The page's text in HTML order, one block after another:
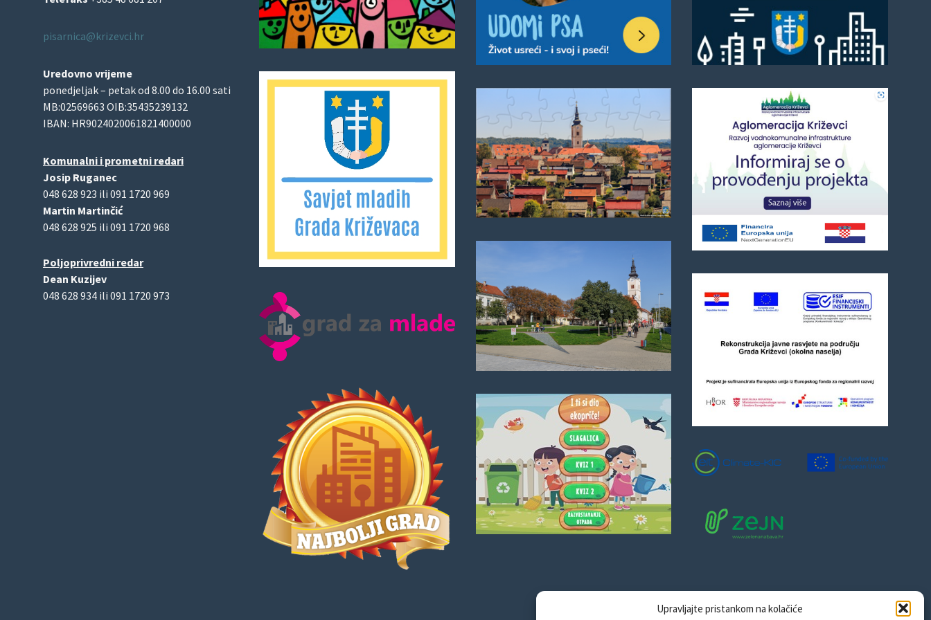
Upravljajte pristankom na kolačiće
pisarnica@krizevci.hr
Uredovno vrijeme
ponedjeljak – petak od 8.00 do 16.00 sati
MB:02569663 OIB:35435239132
IBAN: HR9024020061821400000
Komunalni i prometni redari
Josip Ruganec
048 628 923 ili 091 1720 969
Martin Martinčić
048 628 925 ili 091 1720 968
Poljoprivredni redar
Dean Kuzijev
048 628 934 ili 091 1720 973